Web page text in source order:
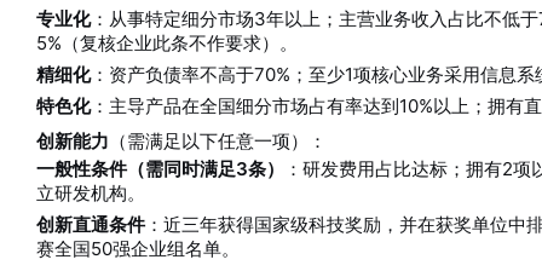
专业化：从事特定细分市场3年以上；主营业务收入占比不低
5%（复核企业此条不作要求） 。
精细化：资产负债率不高于70%；至少1项核心业务采用信息
特色化：主导产品在全国细分市场占有率达到10%以上；拥有
创新能力 （需满足以下任意一项）：
一般性条件（需同时满足3条）
：研发费用占比达标；拥有2
立研发机构。
创新直通条件：近三年获得国家级科技奖励，并在获奖单位中
赛全国50强企业组名单。